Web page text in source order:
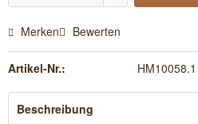
Merken Bewerten
Artikel-Nr.: HM10058.1
Beschreibung